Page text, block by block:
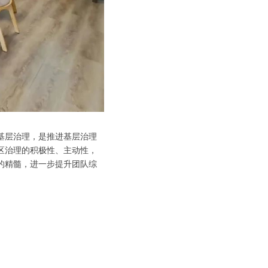
层治理，是推进基层治理
理的积极性、主动性，
精髓，进一步提升团队综